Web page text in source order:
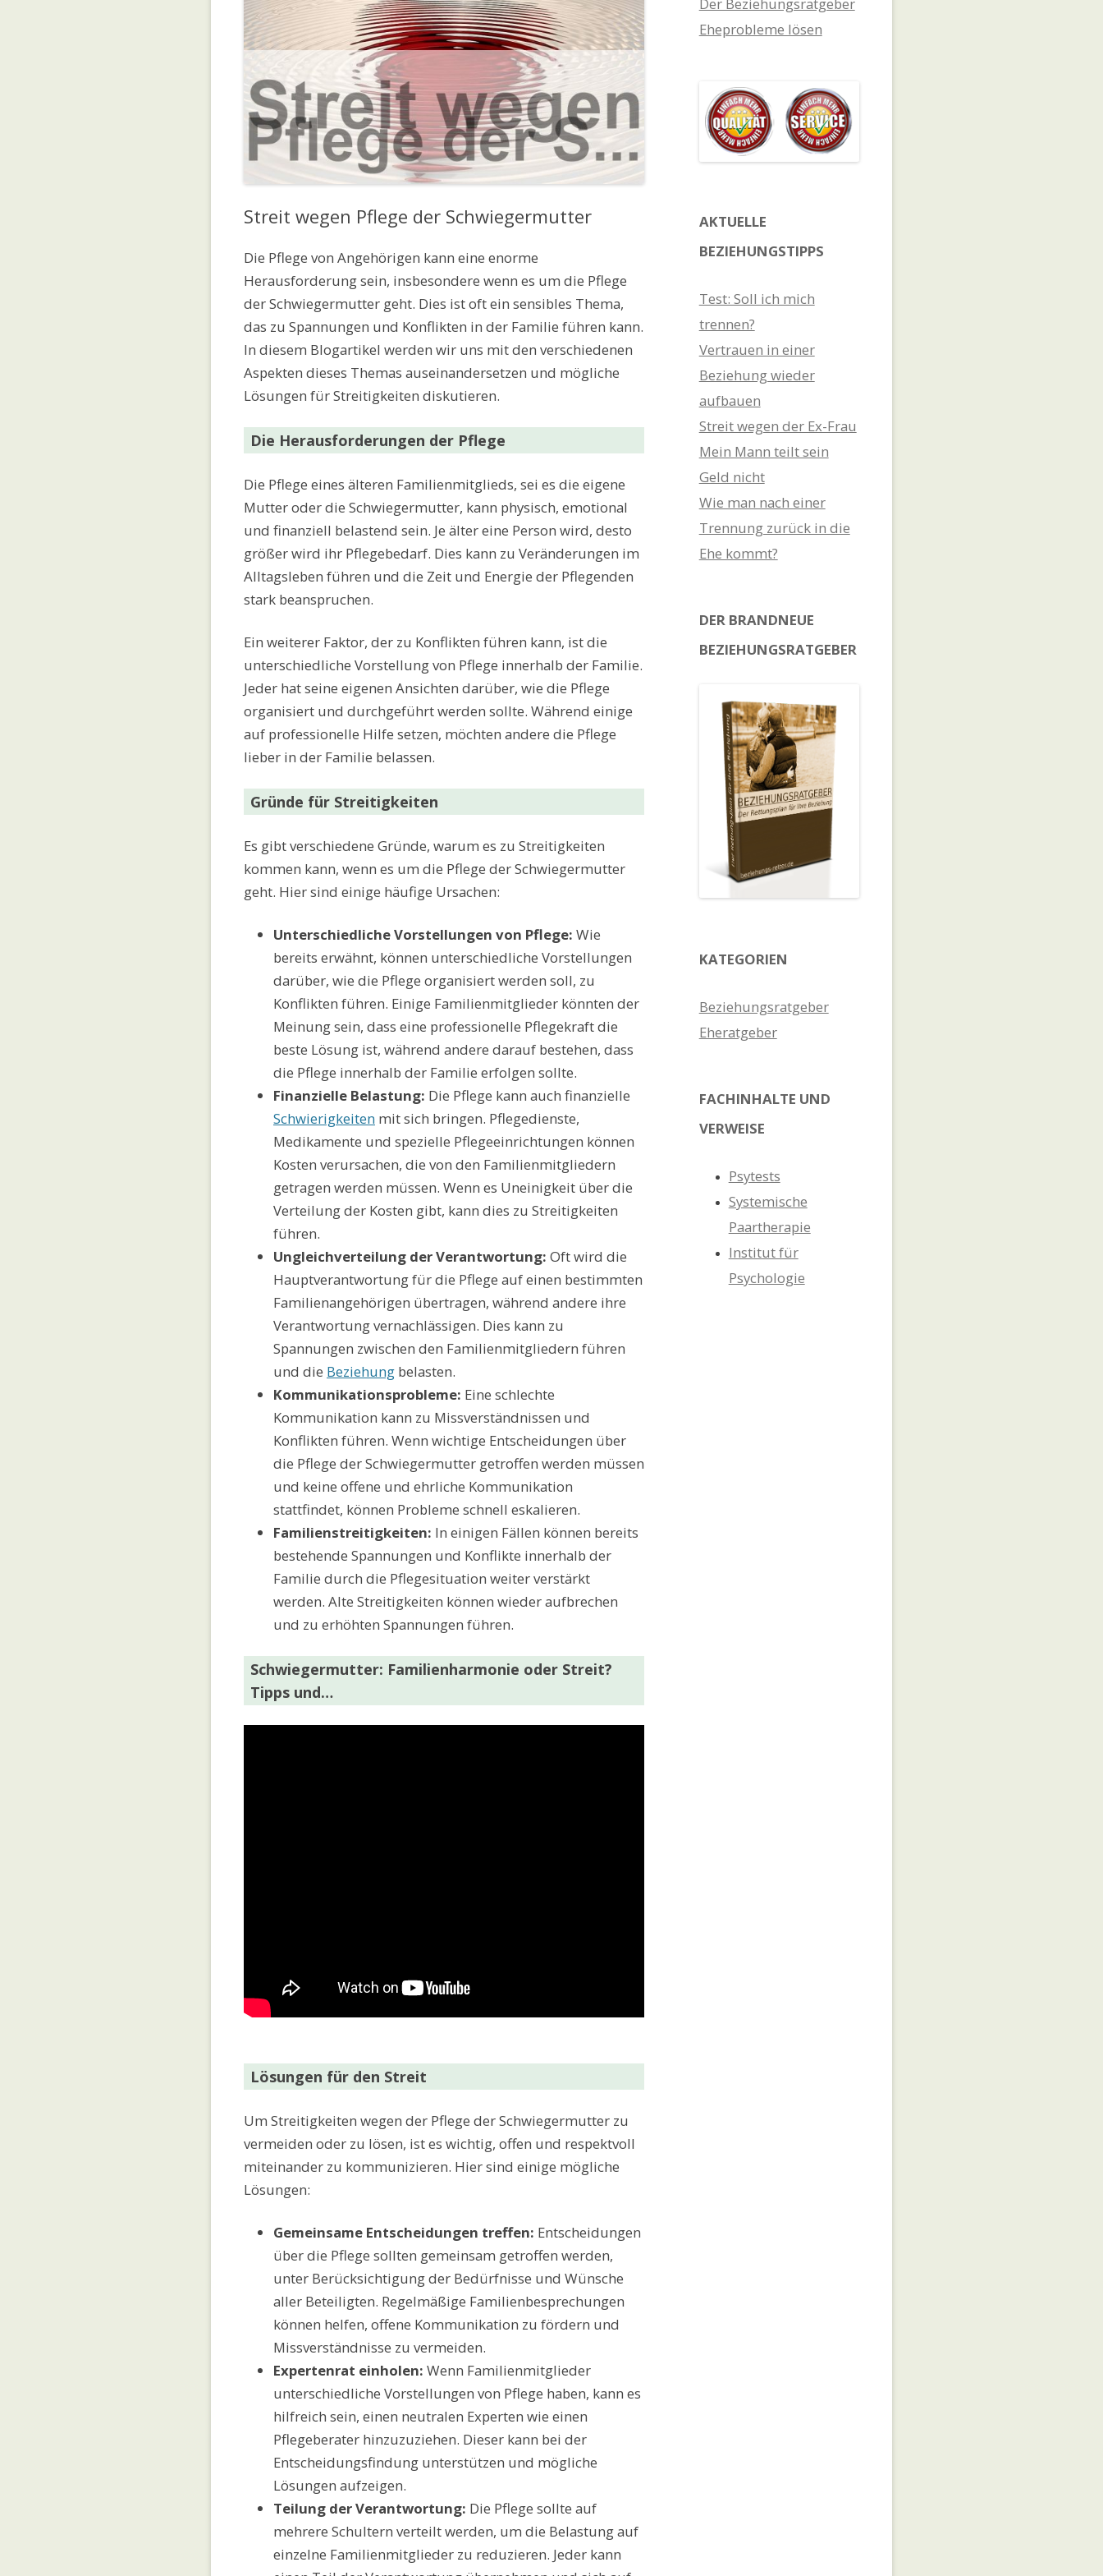
Streit wegen Pflege der Schwiegermutter
Die Pflege von Angehörigen kann eine enorme
Herausforderung sein, insbesondere wenn es um die Pflege
der Schwiegermutter geht. Dies ist oft ein sensibles Thema,
das zu Spannungen und Konflikten in der Familie führen kann.
In diesem Blogartikel werden wir uns mit den verschiedenen
Aspekten dieses Themas auseinandersetzen und mögliche
Lösungen für Streitigkeiten diskutieren.
Die Herausforderungen der Pflege
Die Pflege eines älteren Familienmitglieds, sei es die eigene
Mutter oder die Schwiegermutter, kann physisch, emotional
und finanziell belastend sein. Je älter eine Person wird, desto
größer wird ihr Pflegebedarf. Dies kann zu Veränderungen im
Alltagsleben führen und die Zeit und Energie der Pflegenden
stark beanspruchen.
Ein weiterer Faktor, der zu Konflikten führen kann, ist die
unterschiedliche Vorstellung von Pflege innerhalb der Familie.
Jeder hat seine eigenen Ansichten darüber, wie die Pflege
organisiert und durchgeführt werden sollte. Während einige
auf professionelle Hilfe setzen, möchten andere die Pflege
lieber in der Familie belassen.
Gründe für Streitigkeiten
Es gibt verschiedene Gründe, warum es zu Streitigkeiten
kommen kann, wenn es um die Pflege der Schwiegermutter
geht. Hier sind einige häufige Ursachen:
Unterschiedliche Vorstellungen von Pflege: Wie
bereits erwähnt, können unterschiedliche Vorstellungen
darüber, wie die Pflege organisiert werden soll, zu
Konflikten führen. Einige Familienmitglieder könnten der
Meinung sein, dass eine professionelle Pflegekraft die
beste Lösung ist, während andere darauf bestehen, dass
die Pflege innerhalb der Familie erfolgen sollte.
Finanzielle Belastung: Die Pflege kann auch finanzielle
Schwierigkeiten mit sich bringen. Pflegedienste,
Medikamente und spezielle Pflegeeinrichtungen können
Kosten verursachen, die von den Familienmitgliedern
getragen werden müssen. Wenn es Uneinigkeit über die
Verteilung der Kosten gibt, kann dies zu Streitigkeiten
führen.
Ungleichverteilung der Verantwortung: Oft wird die
Hauptverantwortung für die Pflege auf einen bestimmten
Familienangehörigen übertragen, während andere ihre
Verantwortung vernachlässigen. Dies kann zu
Spannungen zwischen den Familienmitgliedern führen
und die Beziehung belasten.
Kommunikationsprobleme: Eine schlechte
Kommunikation kann zu Missverständnissen und
Konflikten führen. Wenn wichtige Entscheidungen über
die Pflege der Schwiegermutter getroffen werden müssen
und keine offene und ehrliche Kommunikation
stattfindet, können Probleme schnell eskalieren.
Familienstreitigkeiten: In einigen Fällen können bereits
bestehende Spannungen und Konflikte innerhalb der
Familie durch die Pflegesituation weiter verstärkt
werden. Alte Streitigkeiten können wieder aufbrechen
und zu erhöhten Spannungen führen.
Schwiegermutter: Familienharmonie oder Streit?
Tipps und…
Lösungen für den Streit
Um Streitigkeiten wegen der Pflege der Schwiegermutter zu
vermeiden oder zu lösen, ist es wichtig, offen und respektvoll
miteinander zu kommunizieren. Hier sind einige mögliche
Lösungen:
Gemeinsame Entscheidungen treffen: Entscheidungen
über die Pflege sollten gemeinsam getroffen werden,
unter Berücksichtigung der Bedürfnisse und Wünsche
aller Beteiligten. Regelmäßige Familienbesprechungen
können helfen, offene Kommunikation zu fördern und
Missverständnisse zu vermeiden.
Expertenrat einholen: Wenn Familienmitglieder
unterschiedliche Vorstellungen von Pflege haben, kann es
hilfreich sein, einen neutralen Experten wie einen
Pflegeberater hinzuzuziehen. Dieser kann bei der
Entscheidungsfindung unterstützen und mögliche
Lösungen aufzeigen.
Teilung der Verantwortung: Die Pflege sollte auf
mehrere Schultern verteilt werden, um die Belastung auf
einzelne Familienmitglieder zu reduzieren. Jeder kann
Der Beziehungsratgeber
Eheprobleme lösen
AKTUELLE
BEZIEHUNGSTIPPS
Test: Soll ich mich
trennen?
Vertrauen in einer
Beziehung wieder
aufbauen
Streit wegen der Ex-Frau
Mein Mann teilt sein
Geld nicht
Wie man nach einer
Trennung zurück in die
Ehe kommt?
DER BRANDNEUE
BEZIEHUNGSRATGEBER
KATEGORIEN
Beziehungsratgeber
Eheratgeber
FACHINHALTE UND
VERWEISE
Psytests
Systemische
Paartherapie
Institut für
Psychologie